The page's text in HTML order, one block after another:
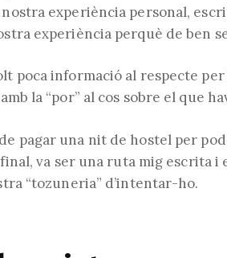
experiència personal,
experiència perquè de ben
poca informació al respecte
la “por” al cos sobre el que
de pagar una nit de hostel per
va ser una ruta mig escrita i
“tozuneria” d’intentar-ho.